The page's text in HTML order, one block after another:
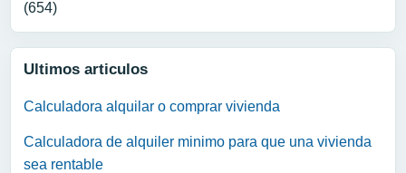
(654)
Ultimos articulos
Calculadora alquilar o comprar vivienda
Calculadora de alquiler minimo para que una vivienda
sea rentable